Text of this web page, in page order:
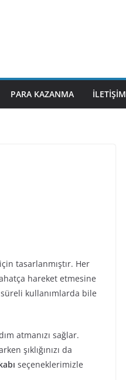
PARA KAZANMA İLETIŞIM
tasarlanmıştır. Her
hareket etmesine
kullanımlarda bile
atmanızı sağlar.
şıklığınızı da
seçeneklerimizle